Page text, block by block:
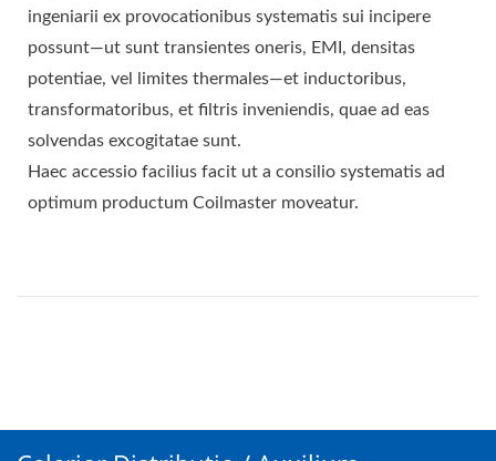
ingeniarii ex provocationibus systematis sui incipere
possunt—ut sunt transientes oneris, EMI, densitas
potentiae, vel limites thermales—et inductoribus,
transformatoribus, et filtris inveniendis, quae ad eas
solvendas excogitatae sunt.
Haec accessio facilius facit ut a consilio systematis ad
optimum productum Coilmaster moveatur.